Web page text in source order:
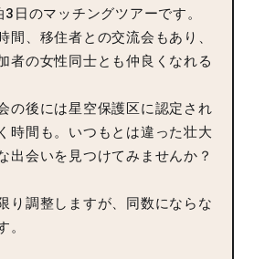
日のマッチングツアーです。
間、移住者との交流会もあり、
者の女性同士とも仲良くなれる
の後には星空保護区に認定され
時間も。いつもとは違った壮大
出会いを見つけてみませんか？
り調整しますが、同数にならな
。